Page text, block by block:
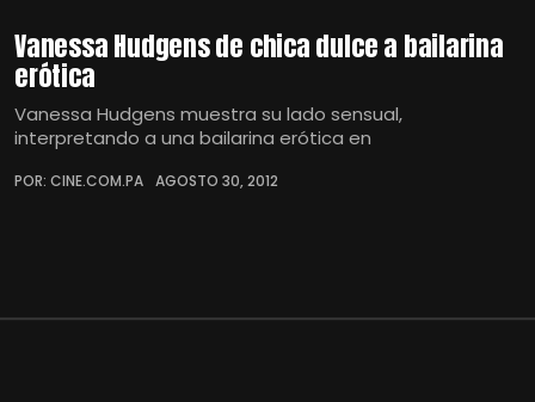
Vanessa Hudgens de chica dulce a bailarina
erótica
Vanessa Hudgens muestra su lado sensual,
interpretando a una bailarina erótica en
POR: CINE.COM.PA AGOSTO 30, 2012